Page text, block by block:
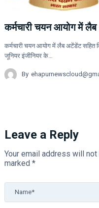
कर्मचारी चयन आयोग में
कर्मचारी चयन आयोग में लैब अटेंडेंट सहित
जूनियर इंजीनियर के…
By
Leave a Reply
Your email address will
marked *
Name*